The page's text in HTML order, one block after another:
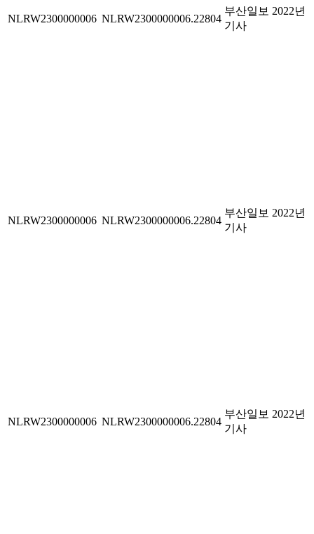
NLRW2300000006 NLRW2300000006.22804
부산일보 2022년
기사
NLRW2300000006 NLRW2300000006.22804
부산일보 2022년
기사
NLRW2300000006 NLRW2300000006.22804
부산일보 2022년
기사